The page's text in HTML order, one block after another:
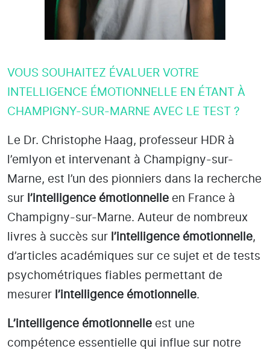
VOUS SOUHAITEZ ÉVALUER VOTRE
INTELLIGENCE ÉMOTIONNELLE EN ÉTANT À
CHAMPIGNY-SUR-MARNE AVEC LE TEST ?
Le Dr. Christophe Haag, professeur HDR à
l’emlyon et intervenant à Champigny-sur-
Marne, est l’un des pionniers dans la recherche
sur l’intelligence émotionnelle en France à
Champigny-sur-Marne. Auteur de nombreux
livres à succès sur l’intelligence émotionnelle,
d’articles académiques sur ce sujet et de tests
psychométriques fiables permettant de
mesurer l’intelligence émotionnelle.
L’intelligence émotionnelle est une
compétence essentielle qui influe sur notre